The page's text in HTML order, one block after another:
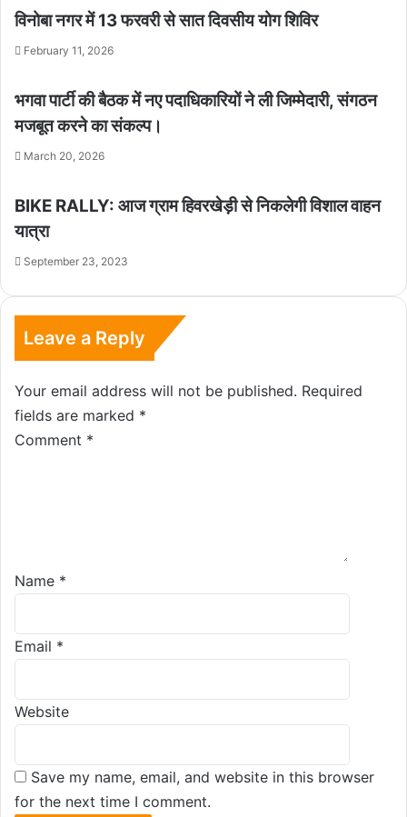
विनोबा नगर में 13 फरवरी से सात दिवसीय योग शिविर
February 11, 2026
भगवा पार्टी की बैठक में नए पदाधिकारियों ने ली जिम्मेदारी, संगठन
मजबूत करने का संकल्प।
March 20, 2026
BIKE RALLY: आज ग्राम हिवरखेड़ी से निकलेगी विशाल वाहन
यात्रा
September 23, 2023
Leave a Reply
Your email address will not be published. Required
fields are marked *
Comment *
Name *
Email *
Website
Save my name, email, and website in this browser
for the next time I comment.